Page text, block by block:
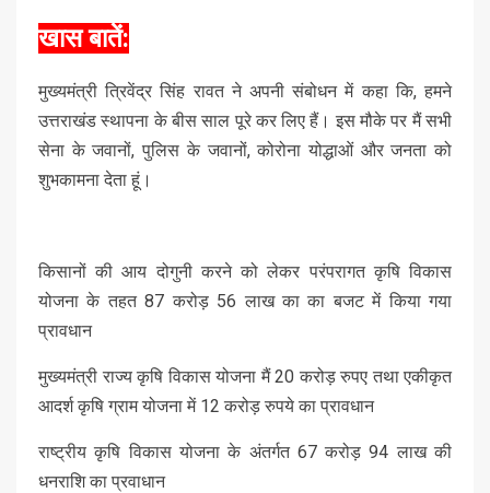
खास बातें:
मुख्यमंत्री त्रिवेंद्र सिंह रावत ने अपनी संबोधन में कहा कि, हमने
उत्तराखंड स्थापना के बीस साल पूरे कर लिए हैं। इस मौके पर मैं सभी
सेना के जवानों, पुलिस के जवानों, कोरोना योद्धाओं और जनता को
शुभकामना देता हूं।
किसानों की आय दोगुनी करने को लेकर परंपरागत कृषि विकास
योजना के तहत 87 करोड़ 56 लाख का का बजट में किया गया
प्रावधान
मुख्यमंत्री राज्य कृषि विकास योजना मैं 20 करोड़ रुपए तथा एकीकृत
आदर्श कृषि ग्राम योजना में 12 करोड़ रुपये का प्रावधान
राष्ट्रीय कृषि विकास योजना के अंतर्गत 67 करोड़ 94 लाख की
धनराशि का प्रवाधान